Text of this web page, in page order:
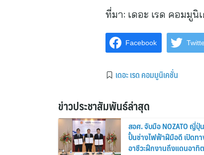
ที่มา: เดอะ เรด คอมมูนิ
Facebook
เดอะ เรด คอมมูนิเคชั่น
ข่าวประชาสัมพันธ์ล่าสุด
สอศ. จับมือ NOZATO ญี่ปุ่
ปั้นช่างไฟฟ้าฝีมือดี เปิดทา
อาชีวะฝึกงานถึงแดนอาทิ